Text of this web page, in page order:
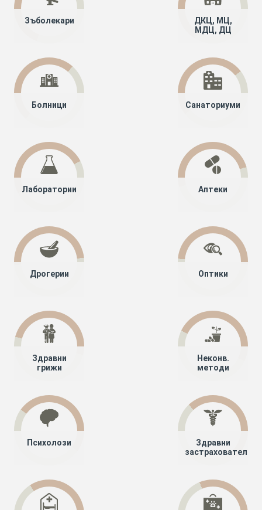
Зъболекари
ДКЦ, МЦ,
МДЦ, ДЦ
Болници Санаториуми
Лаборатории Аптеки
Дрогерии Оптики
Здравни
грижи
Неконв.
методи
Психолози
Здравни
застрахователи